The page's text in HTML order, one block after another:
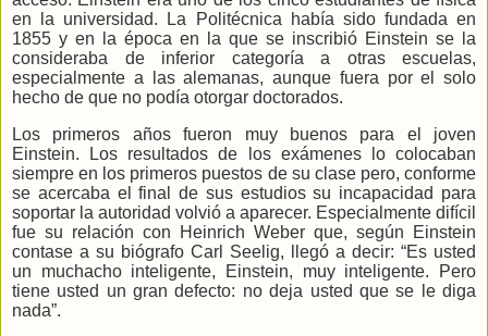
en la universidad. La Politécnica había sido fundada en
1855 y en la época en la que se inscribió Einstein se la
consideraba de inferior categoría a otras escuelas,
especialmente a las alemanas, aunque fuera por el solo
hecho de que no podía otorgar doctorados.
Los primeros años fueron muy buenos para el joven
Einstein. Los resultados de los exámenes lo colocaban
siempre en los primeros puestos de su clase pero, conforme
se acercaba el final de sus estudios su incapacidad para
soportar la autoridad volvió a aparecer. Especialmente difícil
fue su relación con Heinrich Weber que, según Einstein
contase a su biógrafo Carl Seelig, llegó a decir: “Es usted
un muchacho inteligente, Einstein, muy inteligente. Pero
tiene usted un gran defecto: no deja usted que se le diga
nada”.